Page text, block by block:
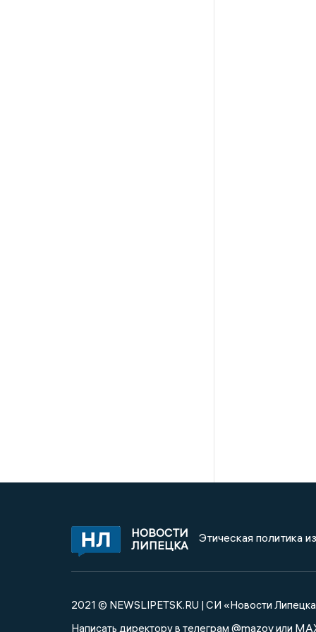
НОВОСТИ
ЛИПЕЦКА
Этическая политика
2021 © NEWSLIPETSK.RU | СИ «Новости
Написать директору в телеграм @mazovили